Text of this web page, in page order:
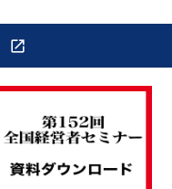
open_in_new